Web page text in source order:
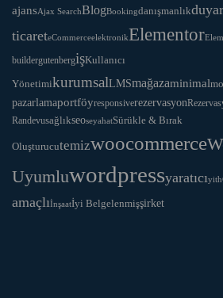
ajansAjax SearchBlogBookingdanışmanlık
ticareteCommerceelektronikElementor
buildergutenbergişKullanıcı
YönetimikurumsalLMSmağazaminimal
pazarlamaportföyresponsiverezervasyon
RandevusağlıkseoseyahatSürükle & Bırak
Oluşturucutemizwoocommerce
Uyumluwordpressyaratıcıyith
amaçlıİnşaatİyi Belgelenmişşirket